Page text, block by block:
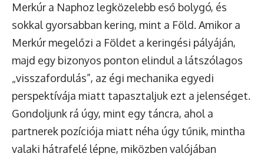
Merkúr a Naphoz legközelebb eső bolygó, és
sokkal gyorsabban kering, mint a Föld. Amikor a
Merkúr megelőzi a Földet a keringési pályáján,
majd egy bizonyos ponton elindul a látszólagos
„visszafordulás”, az égi mechanika egyedi
perspektívája miatt tapasztaljuk ezt a jelenséget.
Gondoljunk rá úgy, mint egy táncra, ahol a
partnerek pozíciója miatt néha úgy tűnik, mintha
valaki hátrafelé lépne, miközben valójában